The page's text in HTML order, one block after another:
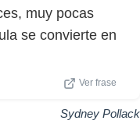
muy pocas
se convierte en
Ver frase
Sydney Pollack